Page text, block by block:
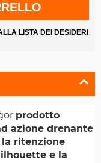
LISTA DEI DESIDERI
prodotto
azione drenante
ritenzione
e la